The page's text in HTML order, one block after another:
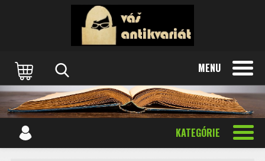
MENU
KATEGÓRIE